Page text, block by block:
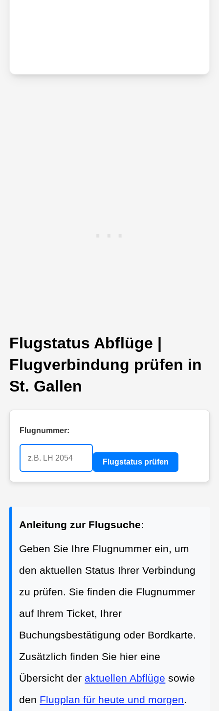
Flugstatus Abflüge |
Flugverbindung prüfen in
St. Gallen
Flugnummer:
Flugstatus prüfen
Anleitung zur Flugsuche:
Geben Sie Ihre Flugnummer ein, um
den aktuellen Status Ihrer Verbindung
zu prüfen. Sie finden die Flugnummer
auf Ihrem Ticket, Ihrer
Buchungsbestätigung oder Bordkarte.
Zusätzlich finden Sie hier eine
Übersicht der aktuellen Abflüge sowie
den Flugplan für heute und morgen.